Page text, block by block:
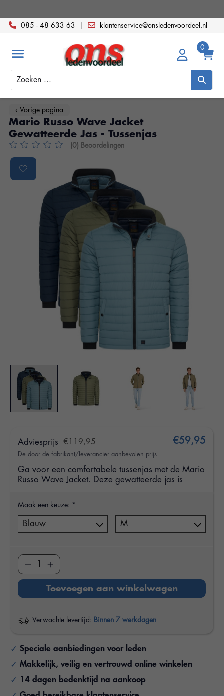
085 - 48 633 63 klantenservice@onsledenvoordeel.nl
Zoeken
‹ Vorige pagina
Mario Russo Wave Jacket
Gewatteerde Jas - Tussenjas
De beoordeling van dit product is0van de 5
(0) Beoordelingen
Product image slideshow Items
Adviesprijs €119,95
De door de fabrikant/leverancier aanbevolen prijs
€59,95
Ga voor een comfortabele tussenjas met de Mario
Russo Wave Jacket. Deze gewatteerde jas is
Maak een keuze: *
Toevoegen aan winkelwagen
Verwachte levertijd: Binnen 7 werkdagen
Speciale aanbiedingen voor leden
Makkelijk, veilig en vertrouwd online winkelen
14 dagen bedenktijd na aankoop